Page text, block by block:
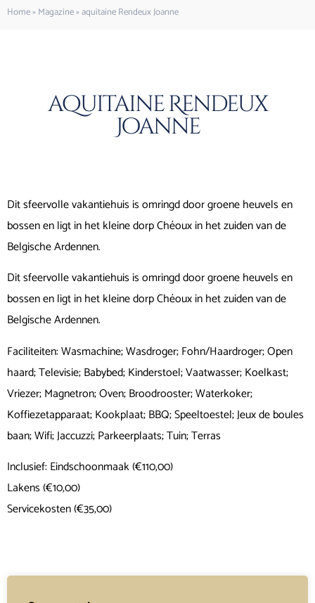
Home»Magazine»aquitaine Rendeux Joanne
aquitaine Rendeux
Joanne
Dit sfeervolle vakantiehuis is omringd door groene heuvels en
bossen en ligt in het kleine dorp Chéoux in het zuiden van de
Belgische Ardennen.
Dit sfeervolle vakantiehuis is omringd door groene heuvels en
bossen en ligt in het kleine dorp Chéoux in het zuiden van de
Belgische Ardennen.
Faciliteiten: Wasmachine; Wasdroger; Fohn/Haardroger; Open
haard; Televisie; Babybed; Kinderstoel; Vaatwasser; Koelkast;
Vriezer; Magnetron; Oven; Broodrooster; Waterkoker;
Koffiezetapparaat; Kookplaat; BBQ; Speeltoestel; Jeux de boules
baan; Wifi; Jaccuzzi; Parkeerplaats; Tuin; Terras
Inclusief: Eindschoonmaak (€110,00)
Lakens (€10,00)
Servicekosten (€35,00)